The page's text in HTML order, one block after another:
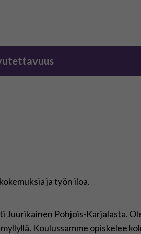
ja työn iloa.
Juurikainen Pohjois-Karjalasta.
Koulussamme opiskelee